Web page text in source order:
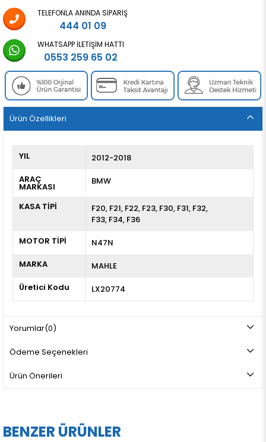
TELEFONLA ANINDA SIPARIŞ
444 01 09
WHATSAPP İLETIŞIM HATTI
0553 259 65 02
Ürün Özellikleri
YIL
2012-2018
ARAÇ
MARKASI
BMW
KASA TİPİ F20 F21 F22 F23 F30 F31 F32
F33 F34 F36
MOTOR TİPİ
N47N
MARKA
MAHLE
Üretici Kodu
LX20774
Yorumlar(0)
Ödeme Seçenekleri
Ürün Önerileri
BENZER ÜRÜNLER